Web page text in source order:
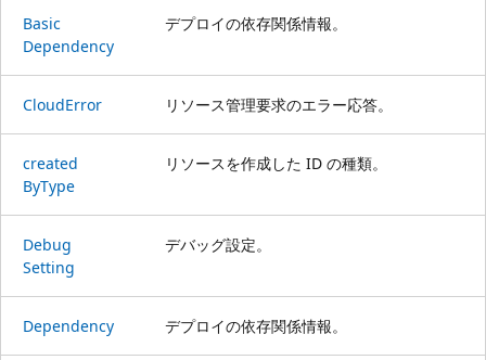
Basic
Dependency
デプロイの依存関係情報。
CloudError リソース管理要求のエラー応答。
created
ByType
リソースを作成した ID の種類。
Debug
Setting
デバッグ設定。
Dependency デプロイの依存関係情報。